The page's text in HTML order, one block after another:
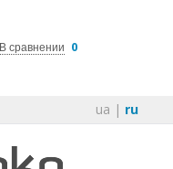
В сравнении 0
ua | ru